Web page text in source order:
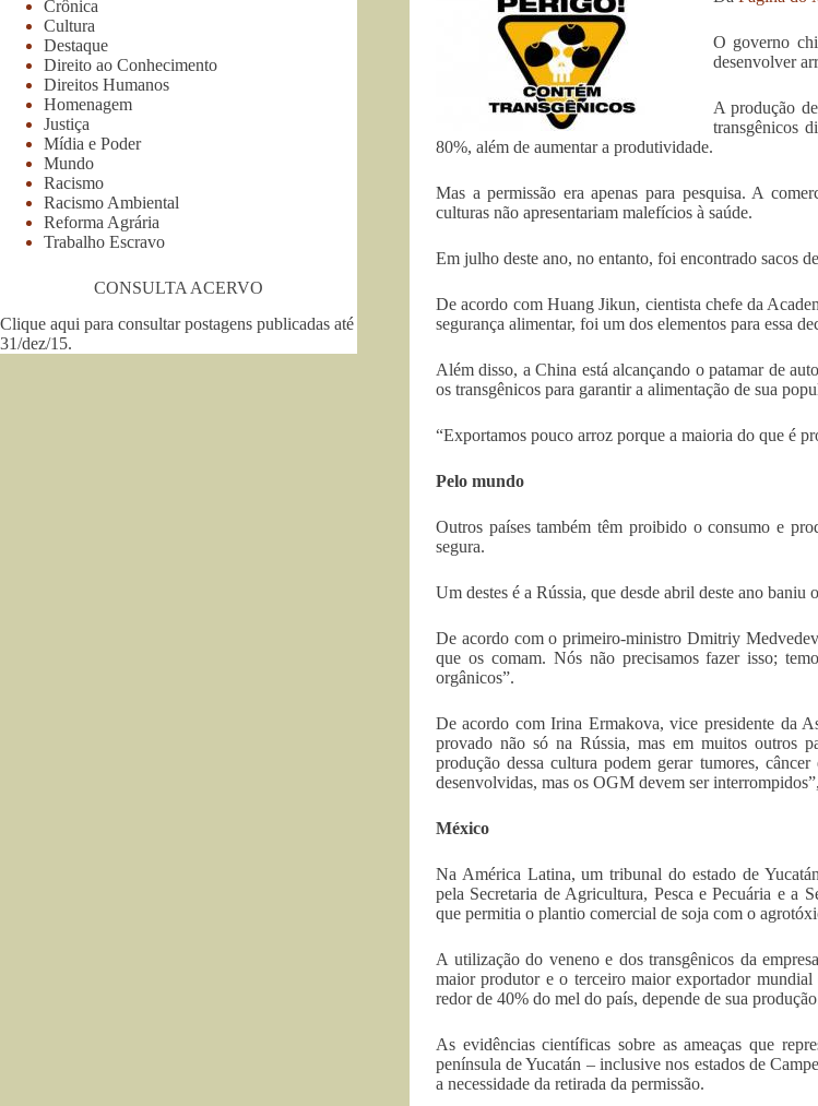
O governo
desenvolver
A produção
transgênicos
80%, além de aumentar a produtividade.
Mas a permissão era apenas para pesquisa. A
culturas não apresentariam malefícios à saúde.
Em julho deste ano, no entanto, foi encontrado sacos
De acordo com Huang Jikun, cientista chefe da
segurança alimentar, foi um dos elementos para essa
Além disso, a China está alcançando o patamar de
os transgênicos para garantir a alimentação de sua
“Exportamos pouco arroz porque a maioria do que é
Pelo mundo
Outros países também têm proibido o consumo e
segura.
Um destes é a Rússia, que desde abril deste ano
De acordo com o primeiro-ministro Dmitriy
que os comam. Nós não precisamos fazer isso;
orgânicos”.
De acordo com Irina Ermakova, vice presidente da
provado não só na Rússia, mas em muitos outros
produção dessa cultura podem gerar tumores,
desenvolvidas, mas os OGM devem ser
México
Na América Latina, um tribunal do estado de
pela Secretaria de Agricultura, Pesca e Pecuária e a
que permitia o plantio comercial de soja com o
A utilização do veneno e dos transgênicos da
maior produtor e o terceiro maior exportador
redor de 40% do mel do país, depende de sua
As evidências científicas sobre as ameaças que
península de Yucatán – inclusive nos estados de
a necessidade da retirada da permissão.
Crônica
Cultura
Destaque
Direito ao Conhecimento
Direitos Humanos
Homenagem
Justiça
Mídia e Poder
Mundo
Racismo
Racismo Ambiental
Reforma Agrária
Trabalho Escravo
CONSULTA ACERVO
Clique aqui para consultar postagens publicadas até
31/dez/15.